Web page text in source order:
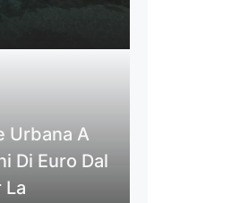
Urbana A
Di Euro Dal
La